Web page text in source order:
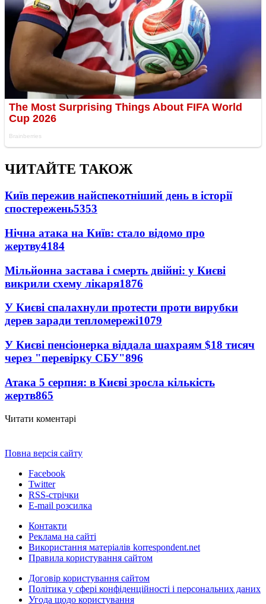
ЧИТАЙТЕ ТАКОЖ
Київ пережив найспекотніший день в історії
спостережень5353
Нічна атака на Київ: стало відомо про
жертву4184
Мільйонна застава і смерть двійні: у Києві
викрили схему лікаря1876
У Києві спалахнули протести проти вирубки
дерев заради тепломережі1079
У Києві пенсіонерка віддала шахраям $18 тисяч
через "перевірку СБУ"896
Атака 5 серпня: в Києві зросла кількість
жертв865
Читати коментарі
Повна версія сайту
Facebook
Twitter
RSS-стрічки
E-mail розсилка
Контакти
Реклама на сайті
Використання матеріалів korrespondent.net
Правила користування сайтом
Договір користування сайтом
Політика у сфері конфіденційності і персональних даних
Угода щодо користування